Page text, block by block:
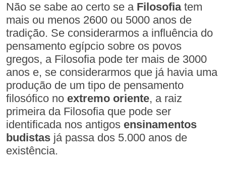
Não se sabe ao certo se a Filosofiatem
mais ou menos 2600 ou 5000 anos de
tradição. Se considerarmos a influência do
pensamento egípcio sobre os povos
gregos, a Filosofia pode ter mais de 3000
anos e, se considerarmos que já havia uma
produção de um tipo de pensamento
filosófico no extremo oriente, a raiz
primeira da Filosofia que pode ser
identificada nos antigos ensinamentos
budistas já passa dos 5.000 anos de
existência.